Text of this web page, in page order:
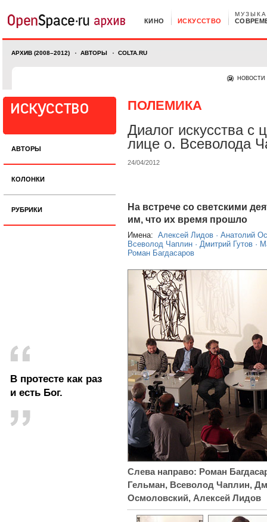
КИНО ИСКУССТВО
МУЗЫКА
АРХИВ (2008–2012) АВТОРЫ COLTA.RU
НОВОСТИ
АВТОРЫ
КОЛОНКИ
РУБРИКИ
В протесте как раз
и есть Бог.
ПОЛЕМИКА
Диалог искусства с
лице о. Всеволода
24/04/2012
На встрече со светскими
им, что их время прошло
Имена: Алексей Лидов · Анатолий
Всеволод Чаплин · Дмитрий Гутов ·
Роман Багдасаров
Слева направо: Роман
Гельман, Всеволод Чаплин,
Осмоловский, Алексей Лидов